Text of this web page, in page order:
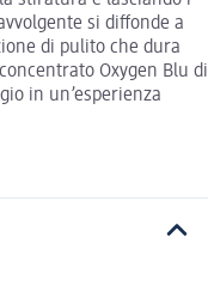
si diffonde a
di pulito che dura
Oxygen Blu di
in un’esperienza